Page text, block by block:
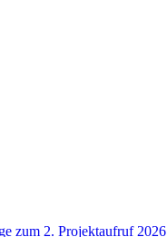
zum 2. Projektaufruf 2026